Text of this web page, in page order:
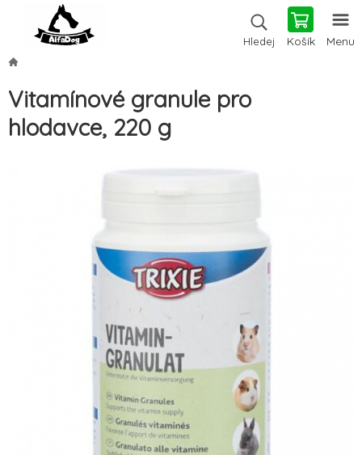
Hledej Košík Menu
Vitamínové granule pro
hlodavce, 220 g